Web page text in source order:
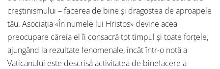
creștinismului – facerea de bine și dragostea de aproapele
tău. Asociaţia «În numele lui Hristos» devine acea
preocupare căreia el îi consacră tot timpul și toate forțele,
ajungând la rezultate fenomenale, încât într-o notă a
Vaticanului este descrisă activitatea de binefacere a